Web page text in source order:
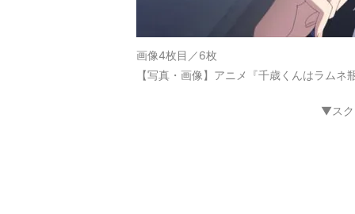
画像4枚目／6枚
【写真・画像】アニメ『千歳くんはラム
▼スク